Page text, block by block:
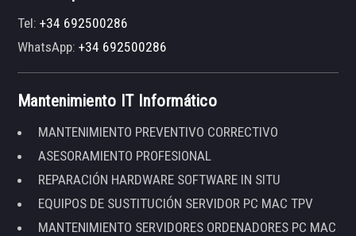
Tel:+34 692500286
WhatsApp:+34 692500286
Mantenimiento IT Informático
MANTENIMIENTO PREVENTIVO CORRECTIVO
ASESORAMIENTO PROFESIONAL
REPARACIÓN HARDWARE SOFTWARE IN SITU
EQUIPOS DE SUSTITUCIÓN SERVIDOR PC MAC TPV
MANTENIMIENTO SERVIDORES ORDENADORES PC MAC